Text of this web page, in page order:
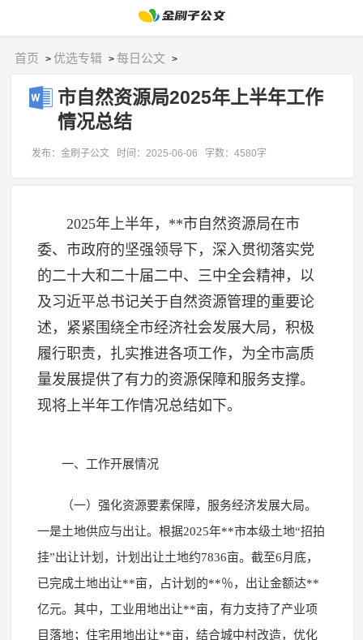
首页 >优选专辑 >每日公文 >
市自然资源局2025年上半年工作
情况总结
发布：金刷子公文 时间：2025-06-06 字数：4580字
2025年上半年，**市自然资源局在市
委、市政府的坚强领导下，深入贯彻落实党
的二十大和二十届二中、三中全会精神，以
及习近平总书记关于自然资源管理的重要论
述，紧紧围绕全市经济社会发展大局，积极
履行职责，扎实推进各项工作，为全市高质
量发展提供了有力的资源保障和服务支撑。
现将上半年工作情况总结如下。
一、工作开展情况
（一）强化资源要素保障，服务经济发展大局。
一是土地供应与出让。根据2025年**市本级土地“招拍
挂”出让计划，计划出让土地约7836亩。截至6月底，
已完成土地出让**亩，占计划的**％，出让金额达**
亿元。其中，工业用地出让**亩，有力支持了产业项
目落地；住宅用地出让**亩，结合城中村改造，优化